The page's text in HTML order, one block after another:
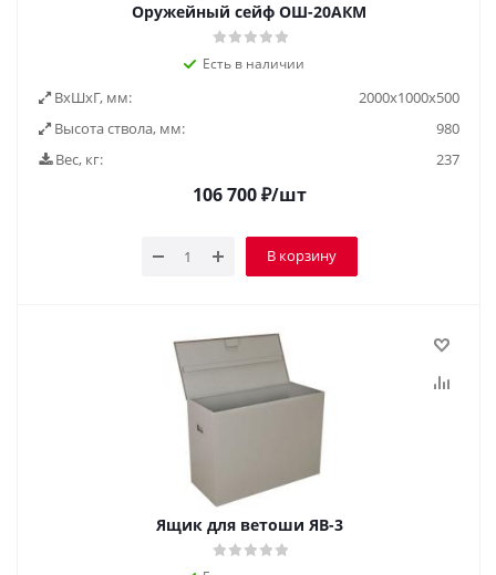
Оружейный сейф ОШ-20АКМ
Есть в наличии
ВxШxГ, мм:
2000х1000х500
Высота ствола, мм:
980
Вес, кг:
237
106 700₽/шт
В корзину
Ящик для ветоши ЯВ-3